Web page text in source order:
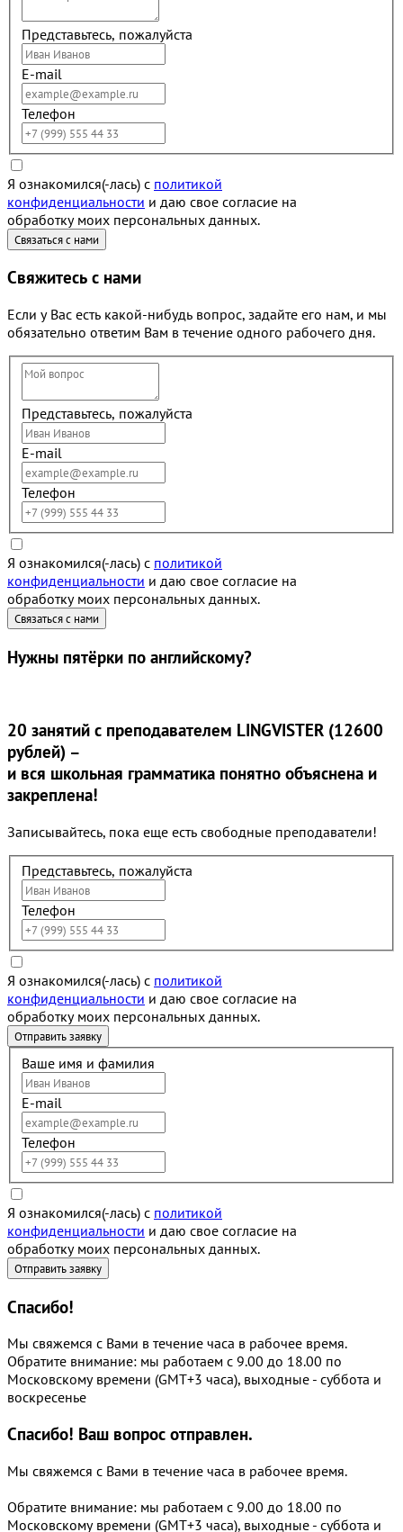
Представьтесь, пожалуйста
E-mail
Телефон
Я ознакомился(-лась) с политикой
конфиденциальности и даю свое согласие на
обработку моих персональных данных.
Свяжитесь с нами
Если у Вас есть какой-нибудь вопрос, задайте его нам, и мы
обязательно ответим Вам в течение одного рабочего дня.
Представьтесь, пожалуйста
E-mail
Телефон
Я ознакомился(-лась) с политикой
конфиденциальности и даю свое согласие на
обработку моих персональных данных.
Нужны пятёрки по английскому?
20 занятий с преподавателем LINGVISTER (12600
рублей) –
и вся школьная грамматика понятно объяснена и
закреплена!
Записывайтесь, пока еще есть свободные преподаватели!
Представьтесь, пожалуйста
Телефон
Я ознакомился(-лась) с политикой
конфиденциальности и даю свое согласие на
обработку моих персональных данных.
Ваше имя и фамилия
E-mail
Телефон
Я ознакомился(-лась) с политикой
конфиденциальности и даю свое согласие на
обработку моих персональных данных.
Спасибо!
Мы свяжемся с Вами в течение часа в рабочее время.
Обратите внимание: мы работаем с 9.00 до 18.00 по
Московскому времени (GMT+3 часа), выходные - суббота и
воскресенье
Спасибо! Ваш вопрос отправлен.
Мы свяжемся с Вами в течение часа в рабочее время.
Обратите внимание: мы работаем с 9.00 до 18.00 по
Московскому времени (GMT+3 часа), выходные - суббота и